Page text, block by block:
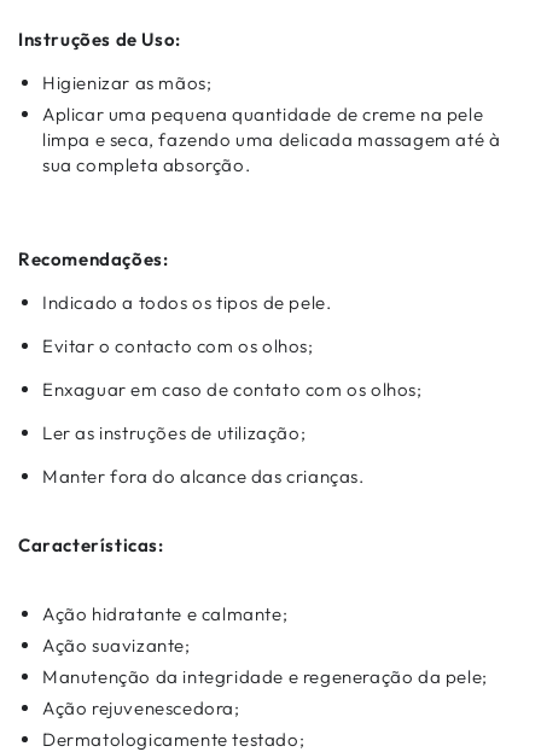
Instruções de Uso:
Higienizar as mãos;
Aplicar uma pequena quantidade de creme na pele
limpa e seca, fazendo uma delicada massagem até à
sua completa absorção.
Recomendações:
Indicado a todos os tipos de pele.
Evitar o contacto com os olhos;
Enxaguar em caso de contato com os olhos;
Ler as instruções de utilização;
Manter fora do alcance das crianças.
Características:
Ação hidratante e calmante;
Ação suavizante;
Manutenção da integridade e regeneração da pele;
Ação rejuvenescedora;
Dermatologicamente testado;